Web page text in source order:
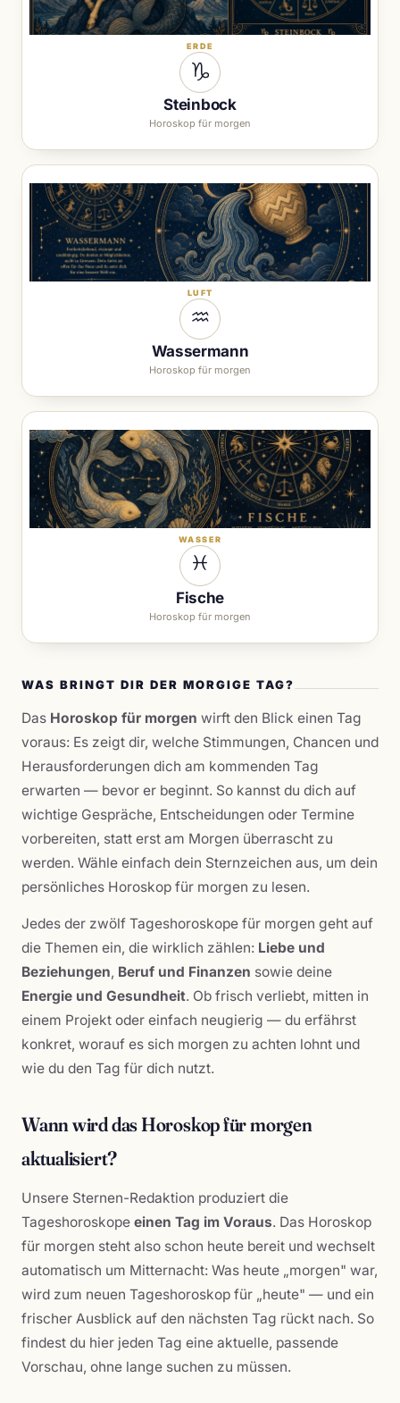
ERDE
♑︎
Steinbock
Horoskop für morgen
LUFT
♒︎
Wassermann
Horoskop für morgen
WASSER
♓︎
Fische
Horoskop für morgen
WAS BRINGT DIR DER MORGIGE TAG?
Das Horoskop für morgen wirft den Blick einen Tag
voraus: Es zeigt dir, welche Stimmungen, Chancen und
Herausforderungen dich am kommenden Tag
erwarten — bevor er beginnt. So kannst du dich auf
wichtige Gespräche, Entscheidungen oder Termine
vorbereiten, statt erst am Morgen überrascht zu
werden. Wähle einfach dein Sternzeichen aus, um dein
persönliches Horoskop für morgen zu lesen.
Jedes der zwölf Tageshoroskope für morgen geht auf
die Themen ein, die wirklich zählen: Liebe und
Beziehungen, Beruf und Finanzen sowie deine
Energie und Gesundheit. Ob frisch verliebt, mitten in
einem Projekt oder einfach neugierig — du erfährst
konkret, worauf es sich morgen zu achten lohnt und
wie du den Tag für dich nutzt.
Wann wird das Horoskop für morgen
aktualisiert?
Unsere Sternen-Redaktion produziert die
Tageshoroskope einen Tag im Voraus. Das Horoskop
für morgen steht also schon heute bereit und wechselt
automatisch um Mitternacht: Was heute „morgen" war,
wird zum neuen Tageshoroskop für „heute" — und ein
frischer Ausblick auf den nächsten Tag rückt nach. So
findest du hier jeden Tag eine aktuelle, passende
Vorschau, ohne lange suchen zu müssen.